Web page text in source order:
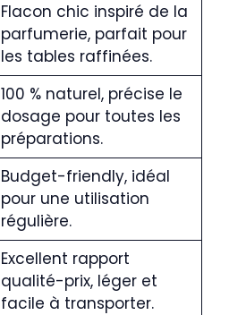
Flacon chic inspiré de la
parfumerie, parfait pour
les tables raffinées.
100 % naturel, précise le
dosage pour toutes les
préparations.
Budget-friendly, idéal
pour une utilisation
régulière.
Excellent rapport
qualité-prix, léger et
facile à transporter.